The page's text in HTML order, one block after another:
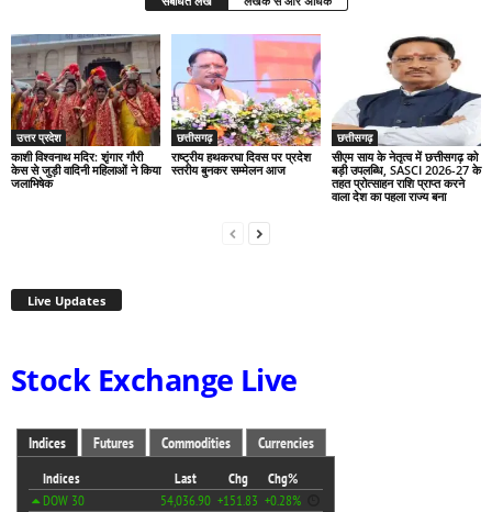
उत्तर प्रदेश
काशी विश्वनाथ मदिर: शृंगार गौरी
केस से जुड़ी वादिनी महिलाओं ने किया
जलाभिषेक
छत्तीसगढ़
राष्ट्रीय हथकरघा दिवस पर प्रदेश
स्तरीय बुनकर सम्मेलन आज
छत्तीसगढ़
सीएम साय के नेतृत्व में छत्तीसगढ़ को
बड़ी उपलब्धि, SASCI 2026-27 के
तहत प्रोत्साहन राशि प्राप्त करने
वाला देश का पहला राज्य बना
Live Updates
Stock Exchange Live